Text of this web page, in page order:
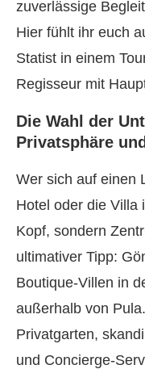
zuverlässige
Hier fühlt ihr euch
Statist in einem
Regisseur mit
Die Wahl der
Privatsphäre
Wer sich auf einen
Hotel oder die Villa
Kopf, sondern
ultimativer Tipp:
Boutique-Villen in
außerhalb von
Privatgarten,
und Concierge-